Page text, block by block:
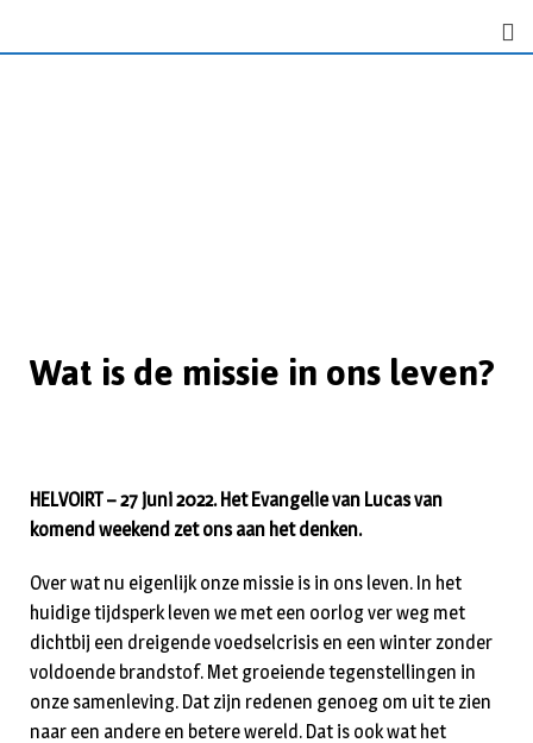
Wat is de missie in ons leven?
HELVOIRT – 27 juni 2022. Het Evangelie van Lucas van
komend weekend zet ons aan het denken.
Over wat nu eigenlijk onze missie is in ons leven. In het
huidige tijdsperk leven we met een oorlog ver weg met
dichtbij een dreigende voedselcrisis en een winter zonder
voldoende brandstof. Met groeiende tegenstellingen in
onze samenleving. Dat zijn redenen genoeg om uit te zien
naar een andere en betere wereld. Dat is ook wat het